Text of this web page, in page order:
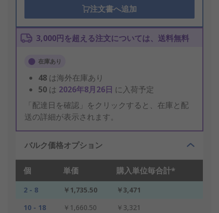
注文書へ追加
3,000円を超える注文については、送料無料
在庫あり
48 は海外在庫あり
50 は 2026年8月26日 に入荷予定
「配達日を確認」をクリックすると、在庫と配
送の詳細が表示されます。
バルク価格オプション
個 単価 購入単位毎合計*
2 - 8 ￥1,735.50
￥3,471
10 - 18
￥1,660.50
￥3,321